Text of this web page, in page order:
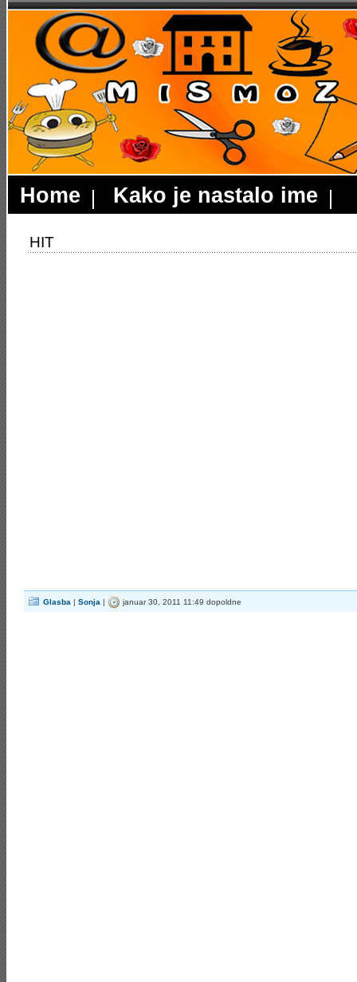
Home Kako je nastalo ime
HIT
Glasba | Sonja | januar 30, 2011 11:49 dopoldne